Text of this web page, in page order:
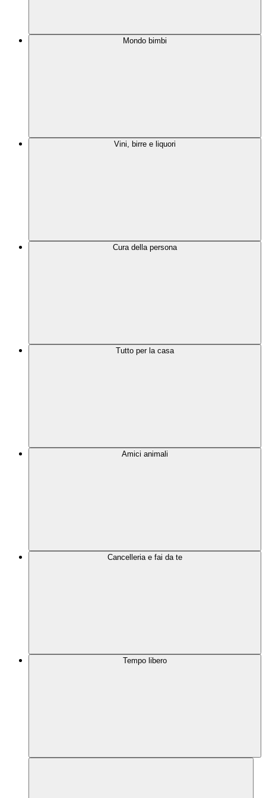
Mondo bimbi
Vini, birre e liquori
Cura della persona
Tutto per la casa
Amici animali
Cancelleria e fai da te
Tempo libero